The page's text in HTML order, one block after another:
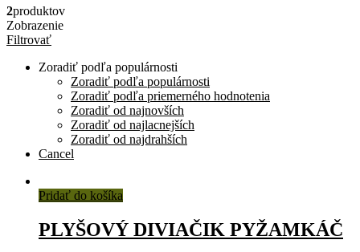
2produktov
Zobrazenie
Filtrovať
Zoradiť podľa populárnosti
Zoradiť podľa populárnosti
Zoradiť podľa priemerného hodnotenia
Zoradiť od najnovších
Zoradiť od najlacnejších
Zoradiť od najdrahších
Cancel
Pridať do košíka
PLYŠOVÝ DIVIAČIK PYŽAMKÁČ